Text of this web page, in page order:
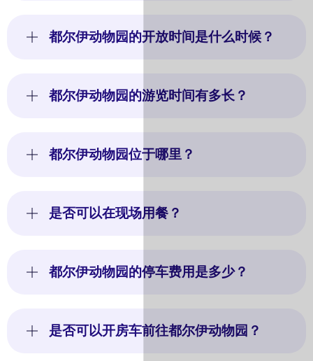
都尔伊动物园的开放时间是什么时候？
都尔伊动物园的游览时间有多长？
都尔伊动物园位于哪里？
是否可以在现场用餐？
都尔伊动物园的停车费用是多少？
是否可以开房车前往都尔伊动物园？